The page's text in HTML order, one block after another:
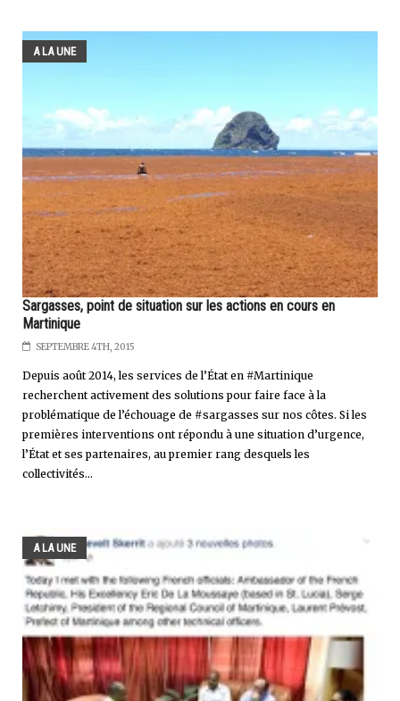
A LA UNE
Sargasses, point de situation sur les actions en cours en
Martinique
SEPTEMBRE 4TH, 2015
Depuis août 2014, les services de l’État en #Martinique
recherchent activement des solutions pour faire face à la
problématique de l’échouage de #sargasses sur nos côtes. Si les
premières interventions ont répondu à une situation d’urgence,
l’État et ses partenaires, au premier rang desquels les
collectivités...
A LA UNE